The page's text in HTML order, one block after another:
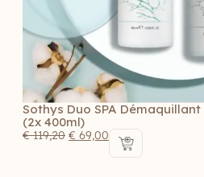
Sothys Duo SPA
(2x 400ml)
€119,20 € 69,00